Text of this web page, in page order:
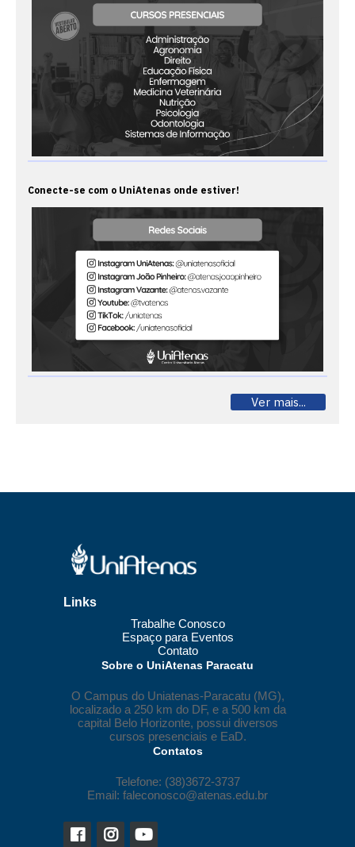
Conecte-se com o UniAtenas onde estiver!
Ver mais...
Links
Trabalhe Conosco
Espaço para Eventos
Contato
Sobre o UniAtenas Paracatu
O Campus do Uniatenas-Paracatu (MG),
localizado a 250 km do DF, e a 500 km da
capital Belo Horizonte, possui diversos
cursos presenciais e EaD.
Contatos
Telefone: (38)3672-3737
Email: faleconosco@atenas.edu.br